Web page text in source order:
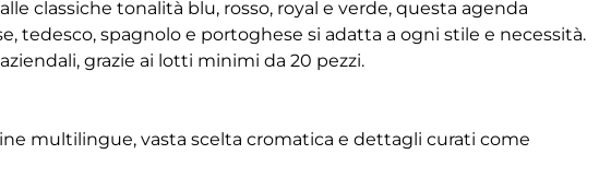
classiche tonalità blu, rosso, royal e verde, questa agenda
tedesco, spagnolo e portoghese si adatta a ogni stile e necessità.
grazie ai lotti minimi da 20 pezzi.
multilingue, vasta scelta cromatica e dettagli curati come